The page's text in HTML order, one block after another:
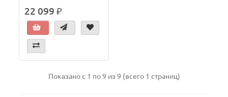
22 099 ₽
Показано с 1 по 9 из 9 (всего 1 страниц)